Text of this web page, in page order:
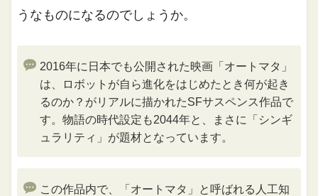
うなものになるのでしょうか。
2016年に日本でも公開された映画「オートマタ」
は、ロボットが自ら進化をはじめたとき何が起き
るのか？がリアルに描かれたSFサスペンス作品で
す。物語の時代設定も2044年と、まさに「シンギ
ュラリティ」が題材となっています。
この作品内で、「オートマタ」と呼ばれる人工知